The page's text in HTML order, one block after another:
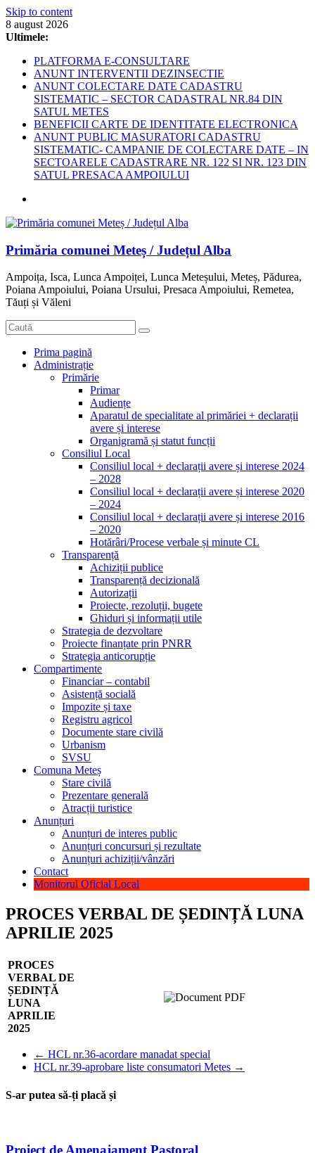
Skip to content
8 august 2026
Ultimele:
PLATFORMA E-CONSULTARE
ANUNT INTERVENTII DEZINSECTIE
ANUNT COLECTARE DATE CADASTRU
SISTEMATIC – SECTOR CADASTRAL NR.84 DIN
SATUL METES
BENEFICII CARTE DE IDENTITATE ELECTRONICA
ANUNT PUBLIC MASURATORI CADASTRU
SISTEMATIC- CAMPANIE DE COLECTARE DATE – IN
SECTOARELE CADASTRARE NR. 122 SI NR. 123 DIN
SATUL PRESACA AMPOIULUI
Primăria comunei Meteș / Județul Alba
Ampoița, Isca, Lunca Ampoiței, Lunca Meteșului, Meteș, Pădurea,
Poiana Ampoiului, Poiana Ursului, Presaca Ampoiului, Remetea,
Tăuți și Văleni
Prima pagină
Administrație
Primărie
Primar
Audiențe
Aparatul de specialitate al primăriei + declarații
avere și interese
Organigramă și statut funcții
Consiliul Local
Consiliul local + declarații avere și interese 2024
– 2028
Consiliul local + declarații avere și interese 2020
– 2024
Consiliul local + declarații avere și interese 2016
– 2020
Hotărâri/Procese verbale și minute CL
Transparență
Achiziții publice
Transparență decizională
Autorizații
Proiecte, rezoluții, bugete
Ghiduri și informații utile
Strategia de dezvoltare
Proiecte finanțate prin PNRR
Strategia anticorupție
Compartimente
Financiar – contabil
Asistență socială
Impozite și taxe
Registru agricol
Documente stare civilă
Urbanism
SVSU
Comuna Meteș
Stare civilă
Prezentare generală
Atracții turistice
Anunțuri
Anunțuri de interes public
Anunțuri concursuri și rezultate
Anunțuri achiziții/vânzări
Contact
Monitorul Oficial Local
PROCES VERBAL DE ȘEDINȚĂ LUNA
APRILIE 2025
PROCES
VERBAL DE
ȘEDINȚĂ
LUNA
APRILIE
2025
← HCL nr.36-acordare manadat special
HCL nr.39-aprobare liste consumatori Metes →
S-ar putea să-ți placă și
Proiect de Amenajament Pastoral